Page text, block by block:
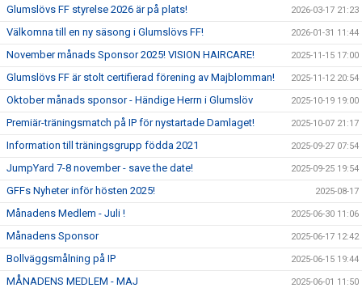
Glumslövs FF styrelse 2026 är på plats! 2026-03-17 21:23
Välkomna till en ny säsong i Glumslövs FF! 2026-01-31 11:44
November månads Sponsor 2025! VISION HAIRCARE! 2025-11-15 17:00
Glumslövs FF är stolt certifierad förening av Majblomman! 2025-11-12 20:54
Oktober månads sponsor - Händige Herrn i Glumslöv 2025-10-19 19:00
Premiär-träningsmatch på IP för nystartade Damlaget! 2025-10-07 21:17
Information till träningsgrupp födda 2021 2025-09-27 07:54
JumpYard 7-8 november - save the date! 2025-09-25 19:54
GFFs Nyheter inför hösten 2025! 2025-08-17
Månadens Medlem - Juli ! 2025-06-30 11:06
Månadens Sponsor 2025-06-17 12:42
Bollväggsmålning på IP 2025-06-15 19:44
MÅNADENS MEDLEM - MAJ 2025-06-01 11:50